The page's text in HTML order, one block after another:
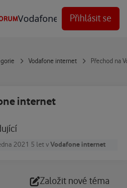
Vodafone Techforum
Přihlásit se
Vodafone internet Přechod na
internet
2021 5 let vVodafone internet
Založit nové téma